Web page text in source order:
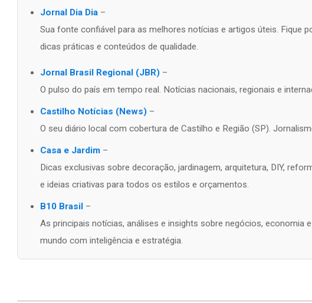
Jornal Dia Dia –
Sua fonte confiável para as melhores notícias e artigos úteis. Fique
dicas práticas e conteúdos de qualidade.
Jornal Brasil Regional (JBR) –
O pulso do país em tempo real. Notícias nacionais, regionais e
Castilho Notícias (News) –
O seu diário local com cobertura de Castilho e Região (SP).
Casa e Jardim –
Dicas exclusivas sobre decoração, jardinagem, arquitetura, DIY,
e ideias criativas para todos os estilos e orçamentos.
B10 Brasil –
As principais notícias, análises e insights sobre negócios, economia
mundo com inteligência e estratégia.